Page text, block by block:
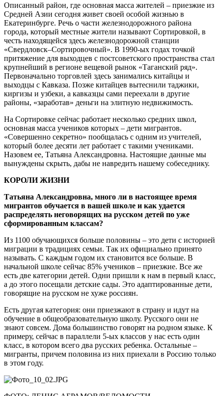
Описанный район, где основная масса жителей – приезжие из
Средней Азии сегодня живет своей особой жизнью в
Екатеринбурге. Речь о части железнодорожного района
города, который местные жители называют Сортировкой, в
честь находящейся здесь железнодорожной станции
«Свердловск–Сортировочный». В 1990-ых годах точкой
притяжение для выходцев с постсоветского пространства стал
крупнейший в регионе вещевой рынок «Таганский ряд».
Первоначально торговлей здесь занимались китайцы и
выходцы с Кавказа. Позже китайцев вытеснили таджики,
киргизы и узбеки, а кавказцы сами переехали в другие
районы, «заработав» деньги на элитную недвижимость.
На Сортировке сейчас работает несколько средних школ,
основная масса учеников которых – дети мигрантов.
«Совершенно секретно» пообщалась с одним из учителей,
который более десяти лет работает с такими учениками.
Назовем ее, Татьяна Александровна. Настоящие данные мы
вынуждены скрыть, дабы не навредить нашему собеседнику.
КОРОЛИ ЖИЗНИ
Татьяна Александровна, много ли в настоящее время
мигрантов обучается в вашей школе и как удается
распределять неговорящих на русском детей по уже
сформированным классам?
Из 1100 обучающихся больше половины – это дети с историей
миграции в традициях семьи. Так их официально принято
называть. С каждым годом их становится все больше. В
начальной школе сейчас 85% учеников – приезжие. Все же
есть две категории детей. Одни пришли к нам в первый класс,
а до этого посещали детские сады. Это адаптированные дети,
говорящие на русском не хуже россиян.
Есть другая категория: они приезжают в страну и идут на
обучение в общеобразовательную школу. Русского они не
знают совсем. Дома большинство говорят на родном языке. К
примеру, сейчас в параллели 5-ых классов у нас есть один
класс, в котором всего два русских ребенка. Остальные –
мигранты, причем половина из них приехали в Россию только
в этом году.